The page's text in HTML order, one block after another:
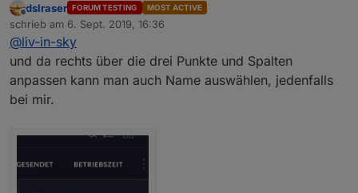
Offline
dslraser FORUM TESTING MOST ACTIVE
schrieb am 6. Sept. 2019, 16:36
zuletzt editiert von
@liv-in-sky
und da rechts über die drei Punkte und Spalten
anpassen kann man auch Name auswählen, jedenfalls
bei mir.